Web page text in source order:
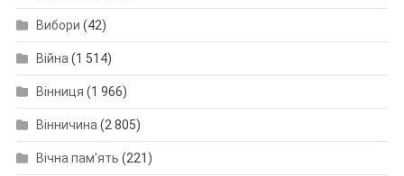
Вибори (42)
Війна (1 514)
Вінниця (1 966)
Вінничина (2 805)
Вічна пам'ять (221)